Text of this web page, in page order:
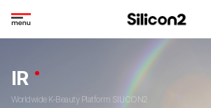
IR
Worldwide K-Beauty Platform SILICON2